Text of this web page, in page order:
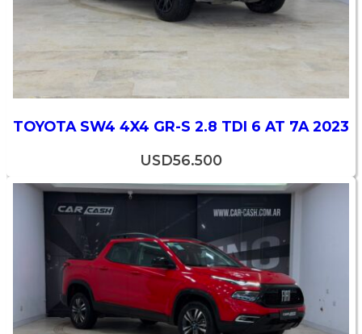
TOYOTA SW4 4X4 GR-S 2.8 TDI 6 AT 7A 2023
USD56.500